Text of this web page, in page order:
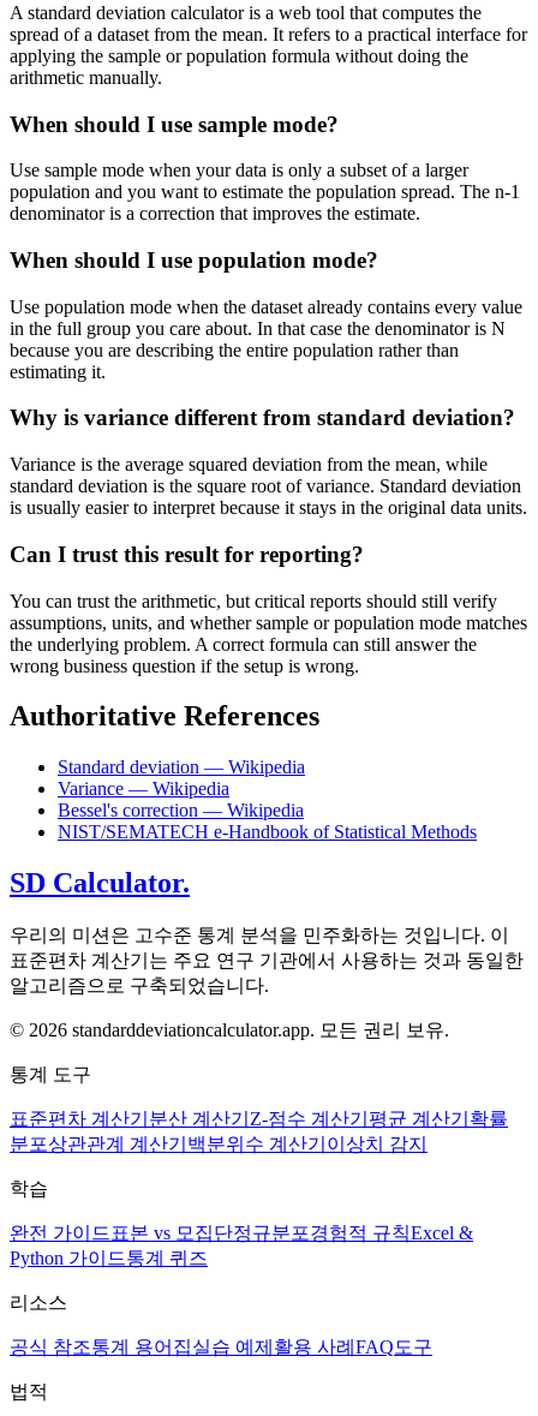
A standard deviation calculator is a web tool that computes the
spread of a dataset from the mean. It refers to a practical interface for
applying the sample or population formula without doing the
arithmetic manually.
When should I use sample mode?
Use sample mode when your data is only a subset of a larger
population and you want to estimate the population spread. The n-1
denominator is a correction that improves the estimate.
When should I use population mode?
Use population mode when the dataset already contains every value
in the full group you care about. In that case the denominator is N
because you are describing the entire population rather than
estimating it.
Why is variance different from standard deviation?
Variance is the average squared deviation from the mean, while
standard deviation is the square root of variance. Standard deviation
is usually easier to interpret because it stays in the original data units.
Can I trust this result for reporting?
You can trust the arithmetic, but critical reports should still verify
assumptions, units, and whether sample or population mode matches
the underlying problem. A correct formula can still answer the
wrong business question if the setup is wrong.
Authoritative References
Standard deviation — Wikipedia
Variance — Wikipedia
Bessel's correction — Wikipedia
NIST/SEMATECH e-Handbook of Statistical Methods
SD Calculator.
우리의 미션은 고수준 통계 분석을 민주화하는 것입니다. 이
표준편차 계산기는 주요 연구 기관에서 사용하는 것과 동일한
알고리즘으로 구축되었습니다.
© 2026 standarddeviationcalculator.app. 모든 권리 보유.
통계 도구
표준편차 계산기 분산 계산기 Z-점수 계산기 평균 계산기 확률
분포상관관계 계산기 백분위수 계산기 이상치 감지
학습
완전 가이드 표본 vs 모집단정규분포경험적 규칙Excel &
Python 가이드통계 퀴즈
리소스
공식 참조통계 용어집실습 예제 활용 사례 FAQ도구
법적